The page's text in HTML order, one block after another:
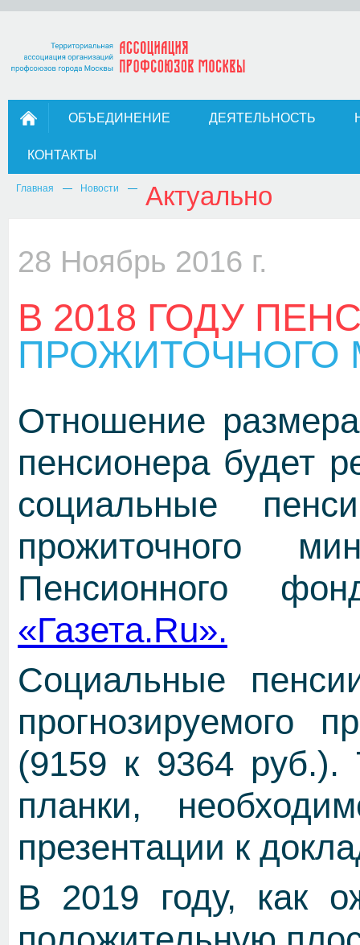
ОБЪЕДИНЕНИЕ ДЕЯТЕЛЬНОСТЬ
КОНТАКТЫ
Главная Новости Актуально
28 Ноябрь 2016 г.
В 2018 ГОДУ
ПРОЖИТОЧНОГО
Отношение
пенсионера будет
социальные
прожиточного
Пенсионного
«Газета.Ru».
Социальные
прогнозируемого
(9159 к 9364 руб.).
планки,
презентации к
В 2019 году, как